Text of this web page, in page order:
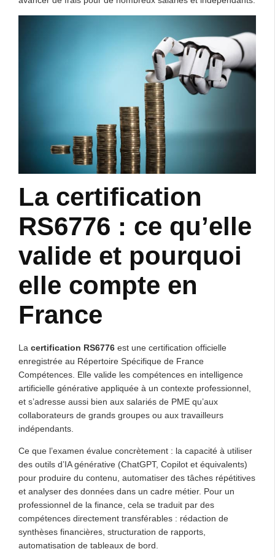
La certification
RS6776 : ce qu’elle
valide et pourquoi
elle compte en
France
La certification RS6776 est une certification officielle
enregistrée au Répertoire Spécifique de France
Compétences. Elle valide les compétences en intelligence
artificielle générative appliquée à un contexte professionnel,
et s’adresse aussi bien aux salariés de PME qu’aux
collaborateurs de grands groupes ou aux travailleurs
indépendants.
Ce que l’examen évalue concrètement : la capacité à utiliser
des outils d’IA générative (ChatGPT, Copilot et équivalents)
pour produire du contenu, automatiser des tâches répétitives
et analyser des données dans un cadre métier. Pour un
professionnel de la finance, cela se traduit par des
compétences directement transférables : rédaction de
synthèses financières, structuration de rapports,
automatisation de tableaux de bord.